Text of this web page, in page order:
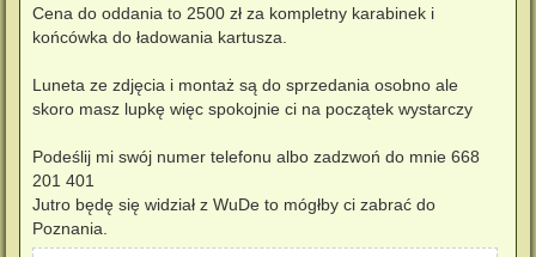
Cena do oddania to 2500 zł za kompletny karabinek i
końcówka do ładowania kartusza.
Luneta ze zdjęcia i montaż są do sprzedania osobno ale
skoro masz lupkę więc spokojnie ci na początek wystarczy
Podeślij mi swój numer telefonu albo zadzwoń do mnie 668
201 401
Jutro będę się widział z WuDe to mógłby ci zabrać do
Poznania.